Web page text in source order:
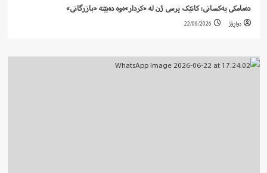
دەمامکی یەکسانی: کاتێک پرسی ژن لە «کردار»ەوە دەبێتە «بازرگانی»
دواڕۆژ 22/06/2026